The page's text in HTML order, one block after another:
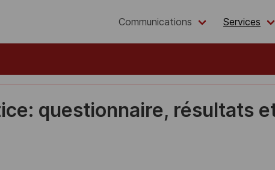
Communications Services
questionnaire, résultats